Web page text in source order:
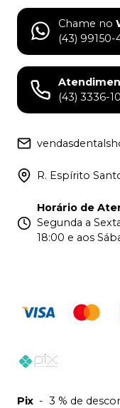
Chame no
(43) 99150-
(43) 3336-
R. Espírito
Horário de
Segunda a
18:00 e aos
Pix - 3 % de